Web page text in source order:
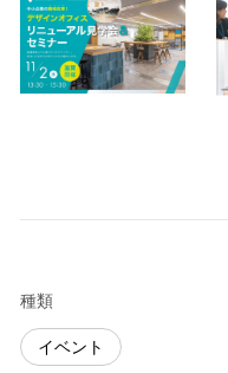
種類
イベント